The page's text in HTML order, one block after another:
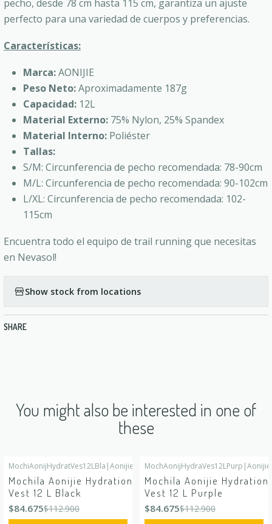
pecho, desde 78 cm hasta 115 cm, garantiza un ajuste
perfecto para una variedad de cuerpos y preferencias.
Características:
Marca:AONIJIE
Peso Neto:Aproximadamente 187g
Capacidad: 12L
Material Externo: 75% Nylon, 25% Spandex
Material Interno: Poliéster
Tallas:
S/M: Circunferencia de pecho recomendada: 78-90cm
M/L: Circunferencia de pecho recomendada: 90-102cm
L/XL: Circunferencia de pecho recomendada: 102-
115cm
Encuentra todo el equipo de trail running que necesitas
en Nevasol!
Show stock from locations
SHARE
You might also be interested in one of
these
OFF
MochiAonijHydratVes12LBla |Aonijie
Mochila Aonijie Hydration
Vest 12 L Black
$84.675$112.900
OFF
MochAonijHydraVes12LPurp |Aonijie
Mochila Aonijie Hydration
Vest 12 L Purple
$84.675$112.900